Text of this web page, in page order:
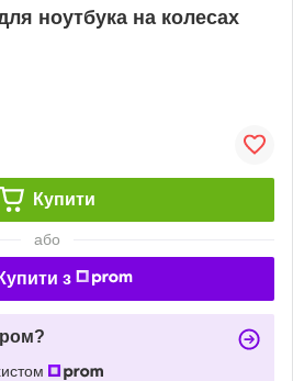
ноутбука на колесах
Купити
або
Купити з